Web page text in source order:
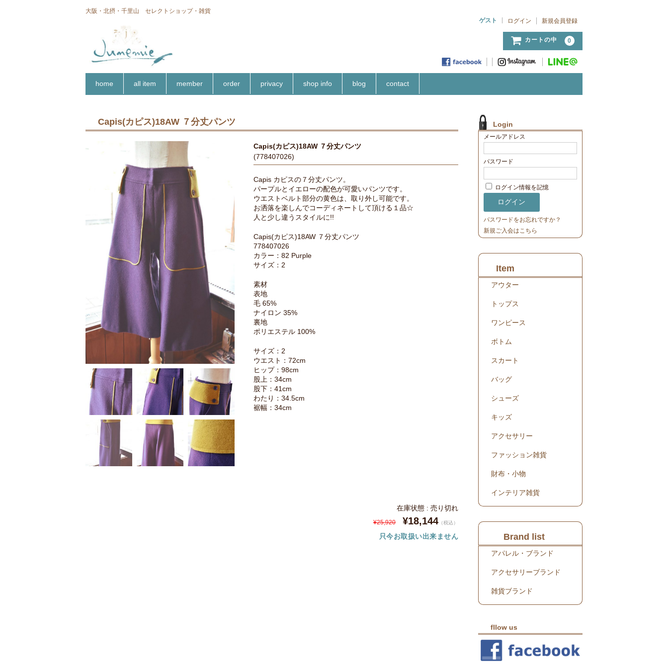
大阪・北摂・千里山 セレクトショップ・雑貨
ゲスト
ログイン 新規会員登録
カートの中 0
home all item member order privacy shop info blog contact
Capis(カピス)18AW ７分丈パンツ
Capis(カピス)18AW ７分丈パンツ
(778407026)
Capis カピスの７分丈パンツ。
パープルとイエローの配色が可愛いパンツです。
ウエストベルト部分の黄色は、取り外し可能です。
お洒落を楽しんでコーディネートして頂ける１品☆
人と少し違うスタイルに!!
Capis(カピス)18AW ７分丈パンツ
778407026
カラー：82 Purple
サイズ：2
素材
表地
毛 65%
ナイロン 35%
裏地
ポリエステル 100%
サイズ：2
ウエスト：72cm
ヒップ：98cm
股上：34cm
股下：41cm
わたり：34.5cm
裾幅：34cm
在庫状態 : 売り切れ
¥25,920 ¥18,144 （税込）
只今お取扱い出来ません
Login
メールアドレス
パスワード
ログイン情報を記憶
パスワードをお忘れですか？
新規ご入会はこちら
Item
アウター
トップス
ワンピース
ボトム
スカート
バッグ
シューズ
キッズ
アクセサリー
ファッション雑貨
財布・小物
インテリア雑貨
Brand list
アパレル・ブランド
アクセサリーブランド
雑貨ブランド
fllow us